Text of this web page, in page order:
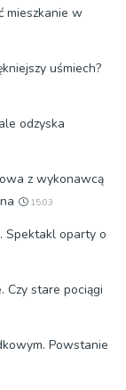
mieszkanie w
uśmiech?
odzyska
z wykonawcą
15:03
Spektakl oparty o
Czy stare pociągi
Powstanie